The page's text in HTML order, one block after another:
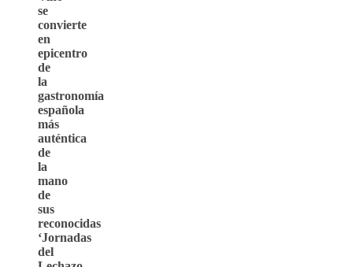
se
convierte
en
epicentro
de
la
gastronomía
española
más
auténtica
de
la
mano
de
sus
reconocidas
‘Jornadas
del